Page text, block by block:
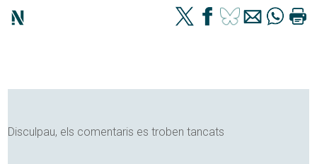
Disculpau, els comentaris es troben tancats